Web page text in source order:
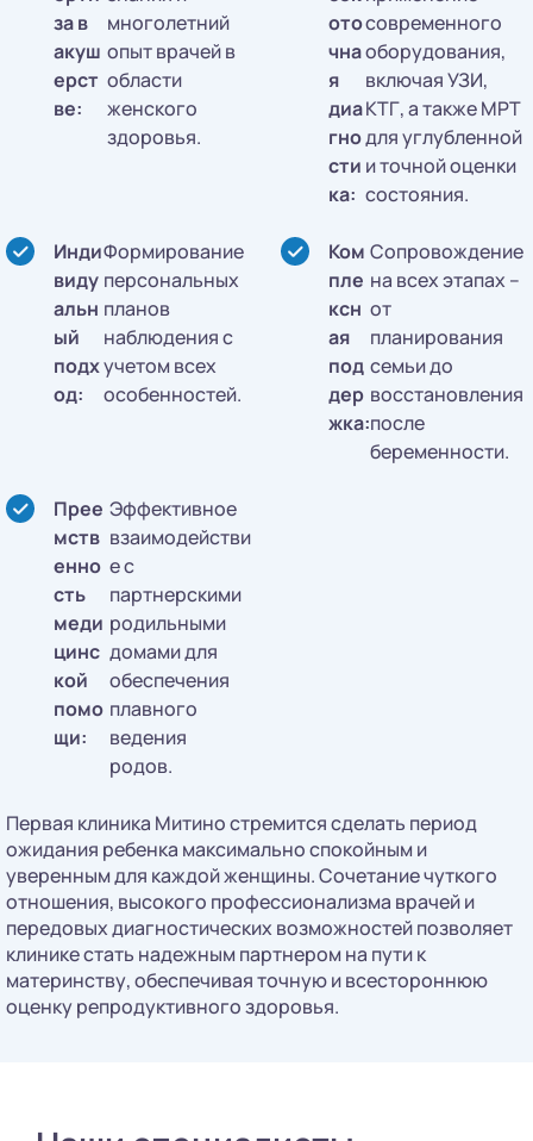
за в
акуш
ерст
ве:
многолетний
опыт врачей в
области
женского
здоровья.
ото
чна
я
диа
гно
сти
ка:
современного
оборудования,
включая УЗИ,
КТГ, а также МРТ
для углубленной
и точной оценки
состояния.
Инди
виду
альн
ый
подх
од:
Формирование
персональных
планов
наблюдения с
учетом всех
особенностей.
Ком
пле
ксн
ая
под
дер
жка:
Сопровождение
на всех этапах –
от
планирования
семьи до
восстановления
после
беременности.
Прее
мств
енно
сть
меди
цинс
кой
помо
щи:
Эффективное
взаимодействи
е с
партнерскими
родильными
домами для
обеспечения
плавного
ведения
родов.
Первая клиника Митино стремится сделать период
ожидания ребенка максимально спокойным и
уверенным для каждой женщины. Сочетание чуткого
отношения, высокого профессионализма врачей и
передовых диагностических возможностей позволяет
клинике стать надежным партнером на пути к
материнству, обеспечивая точную и всестороннюю
оценку репродуктивного здоровья.